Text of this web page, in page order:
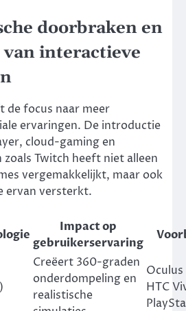
doorbraken en
van interactieve
de focus naar meer
ervaringen. De introductie
cloud-gaming en
Twitch heeft niet alleen
vergemakkelijkt, maar ook
ervan versterkt.
Impact op
gebruikerservaring
Creëert 360-graden
onderdompeling en
realistische
HTC